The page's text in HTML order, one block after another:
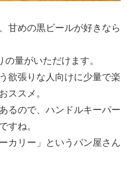
甘めの黒ビールが好きなら
量がいただけます。
欲張りな人向けに少量で楽
ススメ。
るので、ハンドルキーパー
すね。
カリー」というパン屋さん